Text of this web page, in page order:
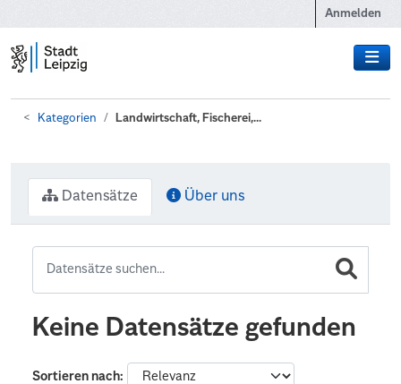
Anmelden
Kategorien Landwirtschaft, Fischerei,...
Datensätze Über uns
Keine Datensätze gefunden
Sortieren nach